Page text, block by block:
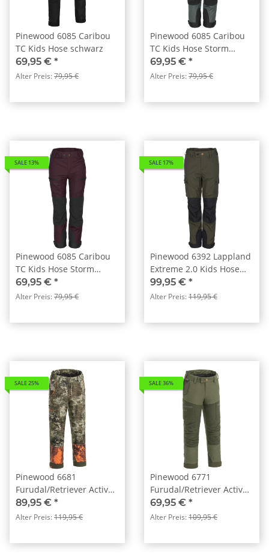
Pinewood 6085 Caribou
TC Kids Hose schwarz
69,95 € *
Alter Preis:79,95 €
Pinewood 6085 Caribou
TC Kids Hose Storm
Blue/D.Anthracite (365)
69,95 € *
Alter Preis:79,95 €
SALE 13%
Pinewood 6085 Caribou
TC Kids Hose Storm
Plum/D.Anthracite (582)
69,95 € *
Alter Preis:79,95 €
SALE 17%
Pinewood 6392 Lappland
Extreme 2.0 Kids Hose
Moosgrün/ Schwarz (153)
99,95 € *
Alter Preis:119,95 €
SALE 25%
Pinewood 6681
Furudal/Retriever Active
Camou Kids Hose
Strata/Strata Blaze (910)
89,95 € *
Alter Preis:119,95 €
SALE 36%
Pinewood 6771
Furudal/Retriever Active
Kinderhose Moosgrün
(722)
69,95 € *
Alter Preis:109,95 €